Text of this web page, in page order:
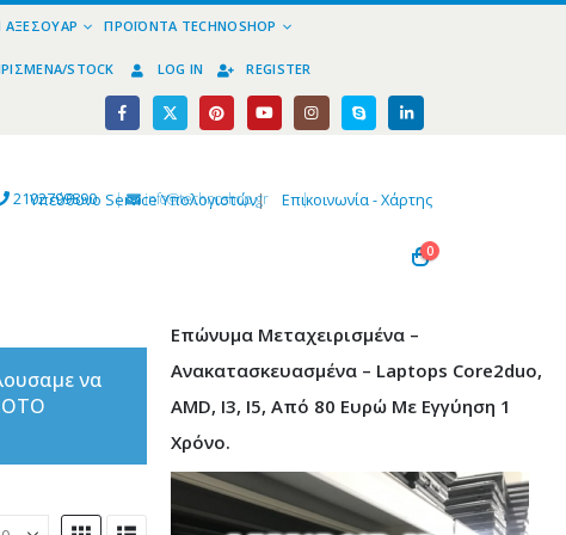
ΑΞΕΣΟΥΆΡ ΠΡΟΪΌΝΤΑ TECHNOSHOP
STOCK LOG IN REGISTER
2102799890 | info@technoshop,gr |
Υπεύθυνο Service Υπολογιστών| Επικοινωνία - Χάρτης
0
να
Επώνυμα Μεταχειρισμένα –
Ανακατασκευασμένα – Laptops Core2duo,
AMD, I3, I5, Από 80 Ευρώ Με Εγγύηση 1
Χρόνο.